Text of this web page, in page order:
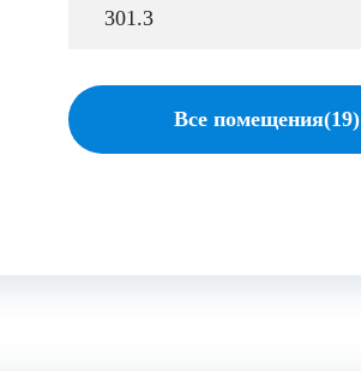
301.3
Все помещения(19)